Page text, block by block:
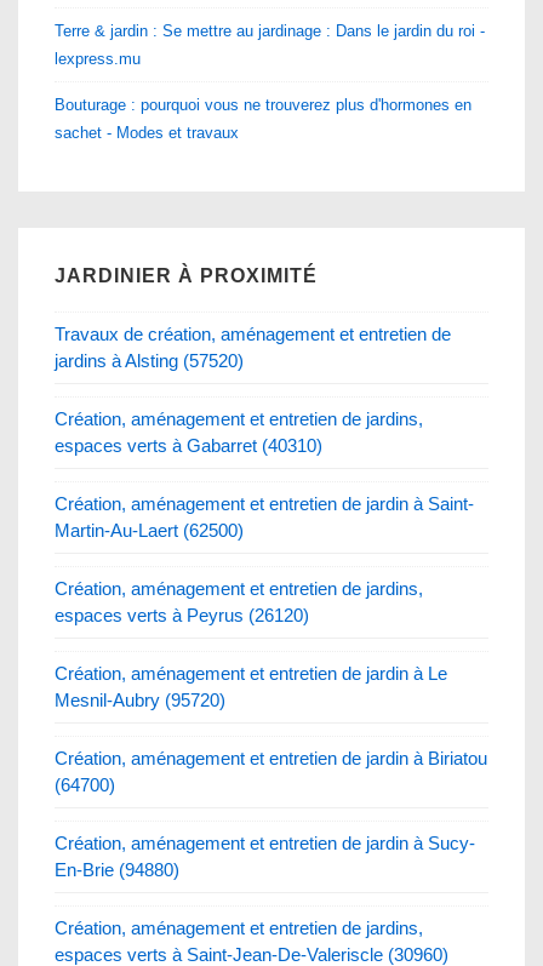
Terre & jardin : Se mettre au jardinage : Dans le jardin du roi -
lexpress.mu
Bouturage : pourquoi vous ne trouverez plus d'hormones en
sachet - Modes et travaux
JARDINIER À PROXIMITÉ
Travaux de création, aménagement et entretien de
jardins à Alsting (57520)
Création, aménagement et entretien de jardins,
espaces verts à Gabarret (40310)
Création, aménagement et entretien de jardin à Saint-
Martin-Au-Laert (62500)
Création, aménagement et entretien de jardins,
espaces verts à Peyrus (26120)
Création, aménagement et entretien de jardin à Le
Mesnil-Aubry (95720)
Création, aménagement et entretien de jardin à Biriatou
(64700)
Création, aménagement et entretien de jardin à Sucy-
En-Brie (94880)
Création, aménagement et entretien de jardins,
espaces verts à Saint-Jean-De-Valeriscle (30960)